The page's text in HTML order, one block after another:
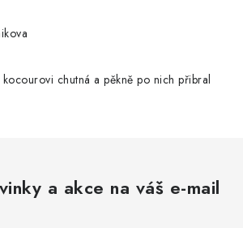
chutná a pěkně po nich přibral
a akce na váš e-mail